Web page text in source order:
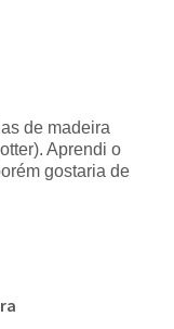
de madeira
Aprendi o
gostaria de